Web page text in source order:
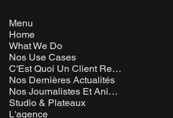
Menu
Home
What We Do
Nos Use Cases
C'Est Quoi Un Client Rem ?
Nos Dernières Actualités
Nos Journalistes Et Animateurs
Studio & Plateaux
L'agence